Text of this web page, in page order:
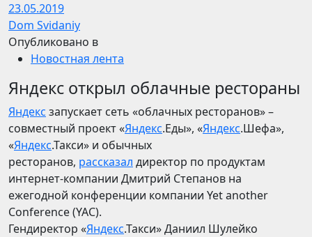
23.05.2019
Dom Svidaniy
Опубликовано в
Новостная лента
Яндекс открыл облачные рестораны
Яндекс запускает сеть «облачных ресторанов» –
совместный проект «Яндекс.Еды», «Яндекс.Шефа»,
«Яндекс.Такси» и обычных
ресторанов, рассказал директор по продуктам
интернет-компании Дмитрий Степанов на
ежегодной конференции компании Yet another
Conference (YAC).
Гендиректор «Яндекс.Такси» Даниил Шулейко